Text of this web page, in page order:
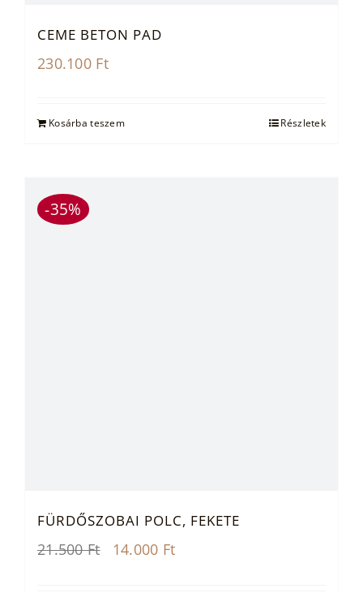
CEME BETON PAD
230.100 Ft
Kosárba teszem Részletek
-35%
FÜRDŐSZOBAI POLC, FEKETE
21.500Ft
Original
14.000 Ft